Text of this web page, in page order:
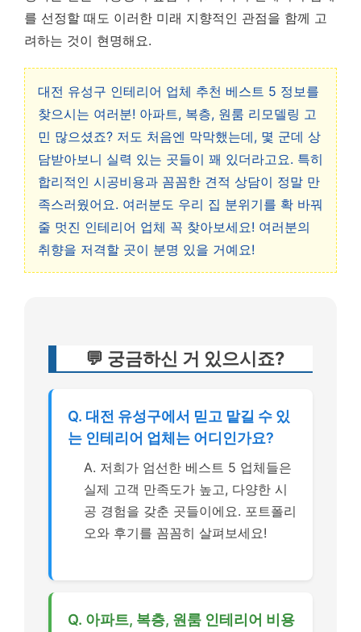
를 선정할 때도 이러한 미래 지향적인 관점을 함께 고
려하는 것이 현명해요.
대전 유성구 인테리어 업체 추천 베스트 5 정보를
찾으시는 여러분! 아파트, 복층, 원룸 리모델링 고
민 많으셨죠? 저도 처음엔 막막했는데, 몇 군데 상
담받아보니 실력 있는 곳들이 꽤 있더라고요. 특히
합리적인 시공비용과 꼼꼼한 견적 상담이 정말 만
족스러웠어요. 여러분도 우리 집 분위기를 확 바꿔
줄 멋진 인테리어 업체 꼭 찾아보세요! 여러분의
취향을 저격할 곳이 분명 있을 거예요!
💬 궁금하신 거 있으시죠?
Q. 대전 유성구에서 믿고 맡길 수 있
는 인테리어 업체는 어디인가요?
A. 저희가 엄선한 베스트 5 업체들은
실제 고객 만족도가 높고, 다양한 시
공 경험을 갖춘 곳들이에요. 포트폴리
오와 후기를 꼼꼼히 살펴보세요!
Q. 아파트, 복층, 원룸 인테리어 비용